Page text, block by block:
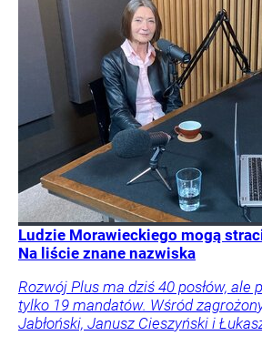
Ludzie Morawieckiego mogą
Na liście znane nazwiska
Rozwój Plus ma dziś 40 posłów, ale
tylko 19 mandatów. Wśród
Jabłoński, Janusz Cieszyński i